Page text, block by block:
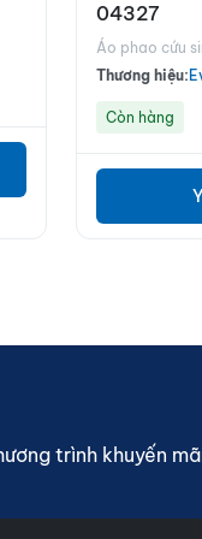
04327
Áo phao cứu
Thương hiệu:
Còn hàng
trình khuyến